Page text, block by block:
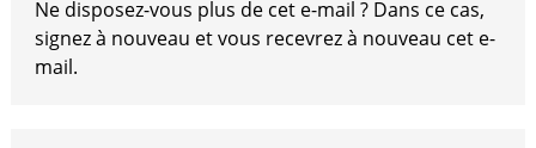
Ne disposez-vous plus de cet e-mail ? Dans ce cas,
signez à nouveau et vous recevrez à nouveau cet e-
mail.